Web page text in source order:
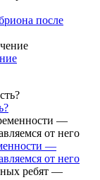
после
—
от него